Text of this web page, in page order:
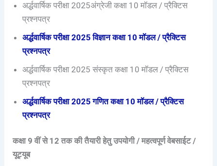
अर्द्धवार्षिक परीक्षा 2025अंग्रेजी कक्षा 10 मॉडल / प्रैक्टिस
प्रश्नपत्र
अर्द्धवार्षिक परीक्षा 2025 विज्ञान कक्षा 10 मॉडल / प्रैक्टिस
प्रश्नपत्र
अर्द्धवार्षिक परीक्षा 2025 संस्कृत कक्षा 10 मॉडल / प्रैक्टिस
प्रश्नपत्र
अर्द्धवार्षिक परीक्षा 2025 गणित कक्षा 10 मॉडल / प्रैक्टिस
प्रश्नपत्र
कक्षा 9 वीं से 12 तक की तैयारी हेतु उपयोगी / महत्वपूर्ण वेबसाईट /
यूट्यूब